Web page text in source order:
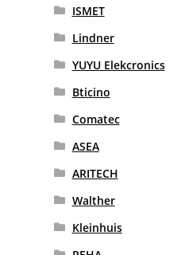
ISMET
Lindner
YUYU Elekcronics
Bticino
Comatec
ASEA
ARITECH
Walther
Kleinhuis